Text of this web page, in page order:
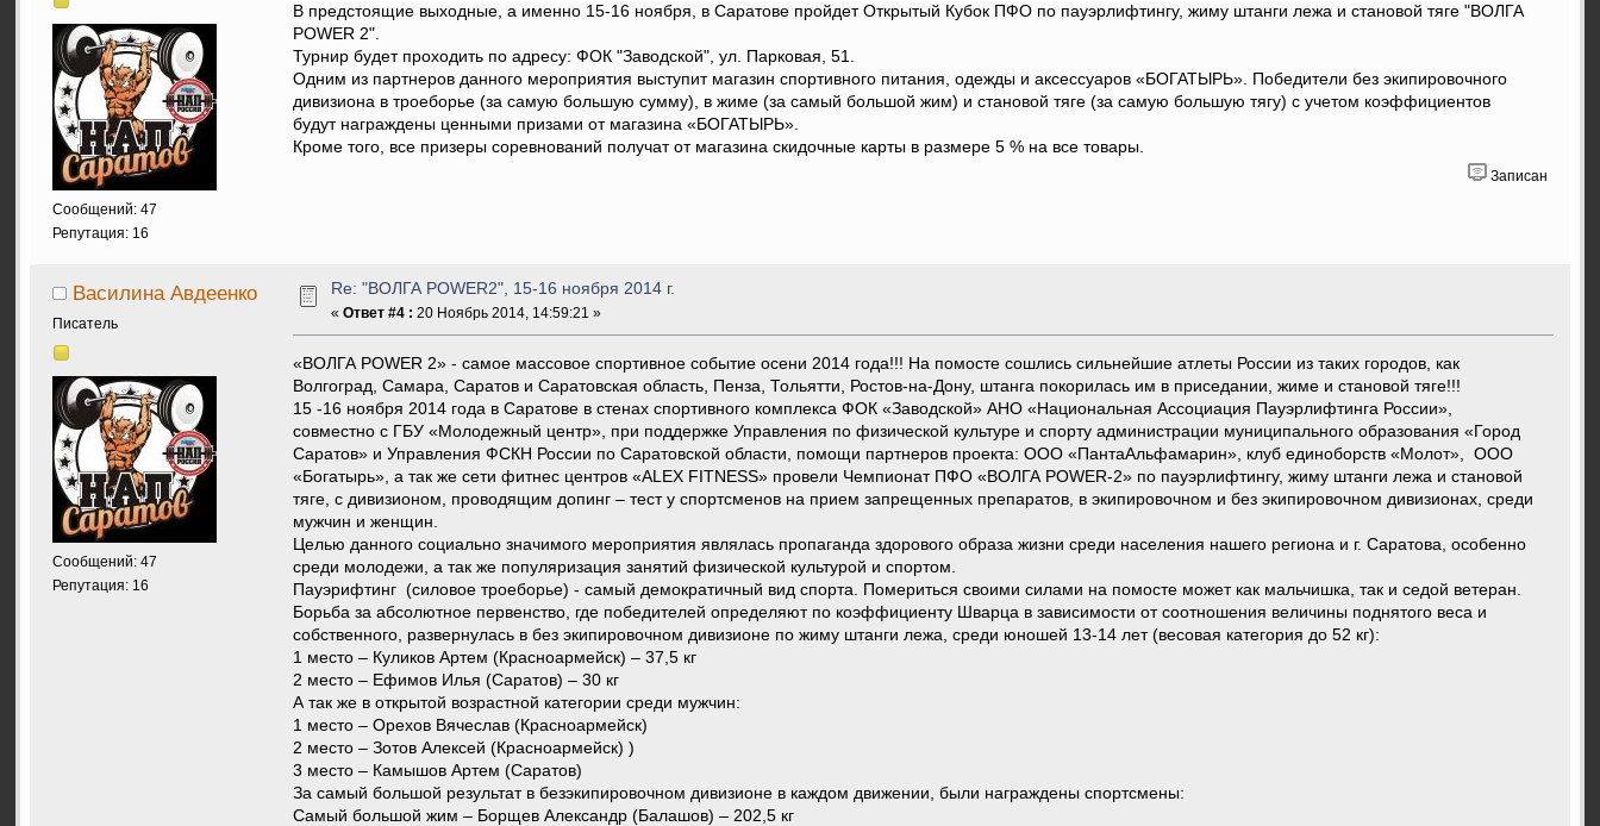
Сообщений: 47
Репутация: 16
В предстоящие выходные, а именно 15-16 ноября, в Саратове пройдет Открытый Кубок ПФО по пауэрлифтингу, жиму штанги лежа и становой тяге "ВОЛГА
POWER 2".
Турнир будет проходить по адресу: ФОК "Заводской", ул. Парковая, 51.
Одним из партнеров данного мероприятия выступит магазин спортивного питания, одежды и аксессуаров «БОГАТЫРЬ». Победители без экипировочного
дивизиона в троеборье (за самую большую сумму), в жиме (за самый большой жим) и становой тяге (за самую большую тягу) с учетом коэффициентов
будут награждены ценными призами от магазина «БОГАТЫРЬ».
Кроме того, все призеры соревнований получат от магазина скидочные карты в размере 5 % на все товары.
Записан
Василина Авдеенко
Писатель
Сообщений: 47
Репутация: 16
Re: "ВОЛГА POWER2", 15-16 ноября 2014 г.
«Ответ #4 : 20 Ноябрь 2014, 14:59:21 »
«ВОЛГА POWER 2» - самое массовое спортивное событие осени 2014 года!!! На помосте сошлись сильнейшие атлеты России из таких городов, как
Волгоград, Самара, Саратов и Саратовская область, Пенза, Тольятти, Ростов-на-Дону, штанга покорилась им в приседании, жиме и становой тяге!!!
15 -16 ноября 2014 года в Саратове в стенах спортивного комплекса ФОК «Заводской» АНО «Национальная Ассоциация Пауэрлифтинга России»,
совместно с ГБУ «Молодежный центр», при поддержке Управления по физической культуре и спорту администрации муниципального образования «Город
Саратов» и Управления ФСКН России по Саратовской области, помощи партнеров проекта: ООО «ПантаАльфамарин», клуб единоборств «Молот», ООО
«Богатырь», а так же сети фитнес центров «ALEX FITNESS» провели Чемпионат ПФО «ВОЛГА POWER-2» по пауэрлифтингу, жиму штанги лежа и становой
тяге, с дивизионом, проводящим допинг – тест у спортсменов на прием запрещенных препаратов, в экипировочном и без экипировочном дивизионах, среди
мужчин и женщин.
Целью данного социально значимого мероприятия являлась пропаганда здорового образа жизни среди населения нашего региона и г. Саратова, особенно
среди молодежи, а так же популяризация занятий физической культурой и спортом.
Пауэрифтинг (силовое троеборье) - самый демократичный вид спорта. Помериться своими силами на помосте может как мальчишка, так и седой ветеран.
Борьба за абсолютное первенство, где победителей определяют по коэффициенту Шварца в зависимости от соотношения величины поднятого веса и
собственного, развернулась в без экипировочном дивизионе по жиму штанги лежа, среди юношей 13-14 лет (весовая категория до 52 кг):
1 место – Куликов Артем (Красноармейск) – 37,5 кг
2 место – Ефимов Илья (Саратов) – 30 кг
А так же в открытой возрастной категории среди мужчин:
1 место – Орехов Вячеслав (Красноармейск)
2 место – Зотов Алексей (Красноармейск) )
3 место – Камышов Артем (Саратов)
За самый большой результат в безэкипировочном дивизионе в каждом движении, были награждены спортсмены:
Самый большой жим – Борщев Александр (Балашов) – 202,5 кг